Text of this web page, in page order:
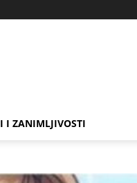
I ZANIMLJIVOSTI